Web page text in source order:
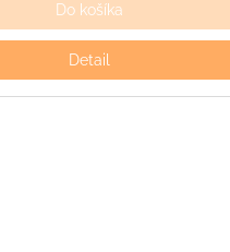
Do košíka
Detail